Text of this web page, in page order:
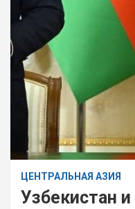
ЦЕНТРАЛЬНАЯ АЗИЯ
Узбекистан